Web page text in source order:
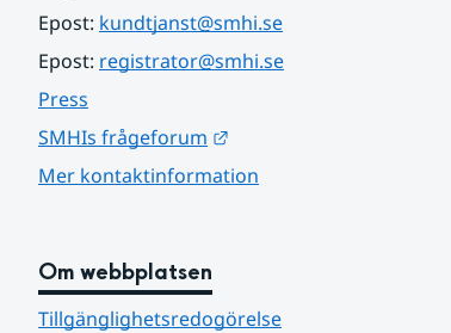
Epost: kundtjanst@smhi.se
Epost: registrator@smhi.se
Press
SMHIs frågeforum
Mer kontaktinformation
Om webbplatsen
Tillgänglighetsredogörelse